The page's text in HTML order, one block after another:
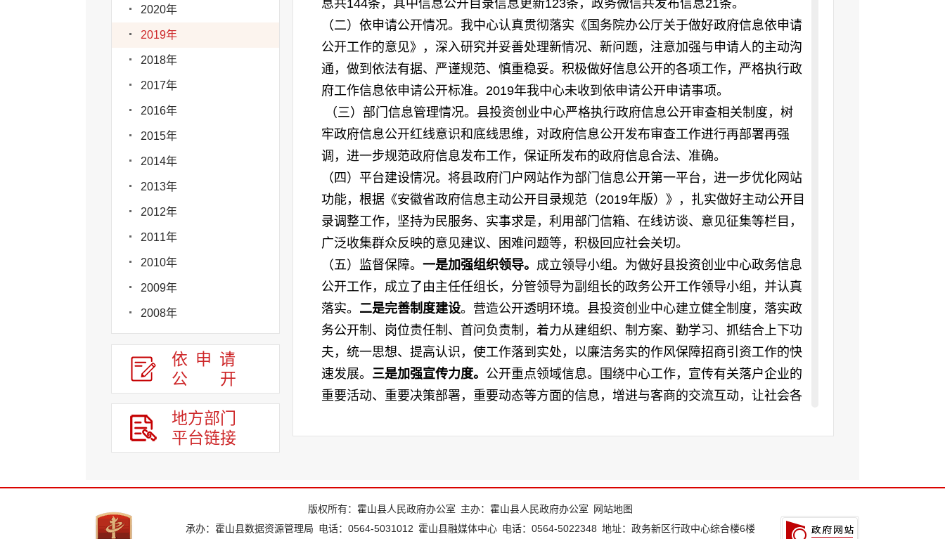
2020年
2019年
2018年
2017年
2016年
2015年
2014年
2013年
2012年
2011年
2010年
2009年
2008年
依申请
公
开
地方部门
平台链接
息共144条，其中信息公开目录信息更新123条，政务微信共发布信息21条。
（二）依申请公开情况。我中心认真贯彻落实《国务院办公厅关于做好政府信息依申请
公开工作的意见》，深入研究并妥善处理新情况、新问题，注意加强与申请人的主动沟
通，做到依法有据、严谨规范、慎重稳妥。积极做好信息公开的各项工作，严格执行政
府工作信息依申请公开标准。2019年我中心未收到依申请公开申请事项。
（三）部门信息管理情况。县投资创业中心严格执行政府信息公开审查相关制度，树
牢政府信息公开红线意识和底线思维，对政府信息公开发布审查工作进行再部署再强
调，进一步规范政府信息发布工作，保证所发布的政府信息合法、准确。
（四）平台建设情况。将县政府门户网站作为部门信息公开第一平台，进一步优化网站
功能，根据《安徽省政府信息主动公开目录规范（2019年版）》，扎实做好主动公开目
录调整工作，坚持为民服务、实事求是，利用部门信箱、在线访谈、意见征集等栏目，
广泛收集群众反映的意见建议、困难问题等，积极回应社会关切。
（五）监督保障。 一是加强组织领导。 成立领导小组。为做好县投资创业中心政务信息
公开工作，成立了由主任任组长，分管领导为副组长的政务公开工作领导小组，并认真
落实。 二是完善制度建设。营造公开透明环境。县投资创业中心建立健全制度，落实政
务公开制、岗位责任制、首问负责制，着力从建组织、制方案、勤学习、抓结合上下功
夫，统一思想、提高认识，使工作落到实处，以廉洁务实的作风保障招商引资工作的快
速发展。 三是加强宣传力度。 公开重点领域信息。围绕中心工作，宣传有关落户企业的
重要活动、重要决策部署，重要动态等方面的信息，增进与客商的交流互动，让社会各
息及政策的变更，普及现行行政审批流程，并向企业寻求招商工作的意见和建议。
第二十条第（一）项
信息内容 本年新制作数量
本年新公开数
版权所有：霍山县人民政府办公室 主办：霍山县人民政府办公室
网站地图
承办：霍山县数据资源管理局 电话：0564-5031012 霍山县融媒体中心 电话：0564-5022348 地址：政务新区行政中心综合楼6楼